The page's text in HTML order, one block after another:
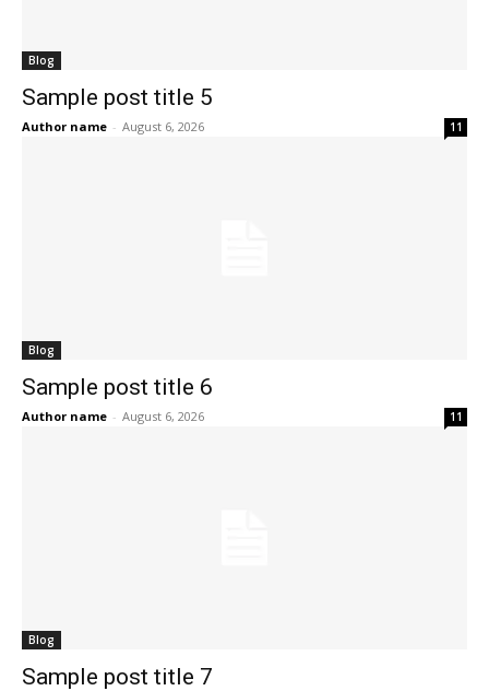
Blog
Sample post title 5
Author name - August 6, 2026 11
Blog
Sample post title 6
Author name - August 6, 2026 11
Blog
Sample post title 7